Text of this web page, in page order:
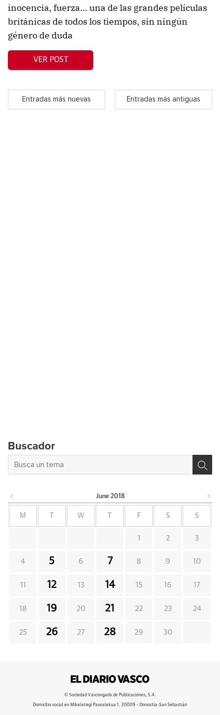
inocencia, fuerza... una de las grandes películas
británicas de todos los tiempos, sin ningún
género de duda
VER POST
Entradas más nuevas Entradas más antiguas
Buscador
June 2018
M W F S S
1 2 3
4 5 6 7 8 9 10
11 12 13 14 15 16 17
18 19 20 21 22 23 24
25 26 27 28 29 30
© Sociedad Vascongada de Publicaciones, S.A.
Domicilio social en Mikeletegi Pasealekua 1. 20009 - Donostia-San Sebastián